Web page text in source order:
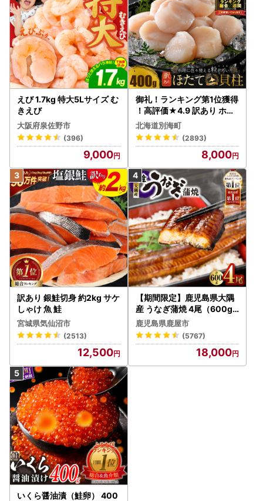
えび 1.7kg 特大5Lサイズ む
きえび
大阪府泉佐野市
(396)
9,000
御礼！ランキング第1位獲得
！高評価★4.9 訳あり ホタ
テ 400g（ほたて 帆立 貝柱
冷凍 ）
北海道別海町
(2893)
8,000
訳あり 銀鮭切身 約2kg サケ
しゃけ 魚 鮭
宮城県気仙沼市
(2513)
12,500
【期間限定】鹿児島県大隅
産 うなぎ蒲焼 4尾（600g
） KN007-004-04-cp18
うなぎ 鰻 魚 惣菜 総菜
鹿児島県鹿屋市
(5767)
18,000
いくら醤油漬（鮭卵） 400